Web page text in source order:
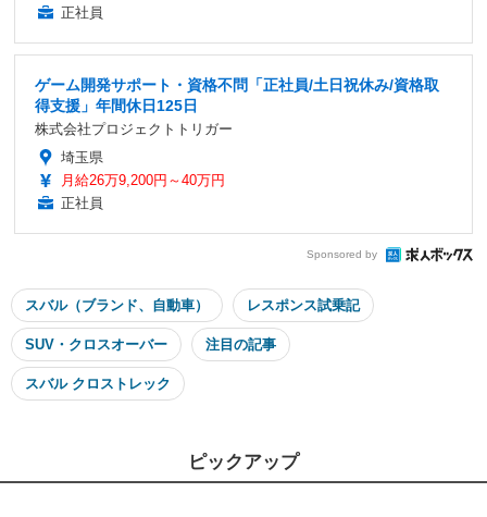
正社員
ゲーム開発サポート・資格不問「正社員/土日祝休み/資格取
得支援」年間休日125日
株式会社プロジェクトトリガー
埼玉県
月給26万9,200円～40万円
正社員
Sponsored by
スバル（ブランド、自動車） レスポンス試乗記
SUV・クロスオーバー 注目の記事
スバル クロストレック
ピックアップ